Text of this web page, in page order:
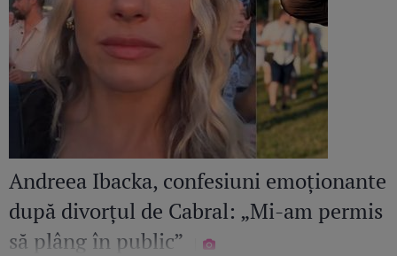
Andreea Ibacka, confesiuni emoționante
după divorțul de Cabral: „Mi-am permis
să plâng în public”